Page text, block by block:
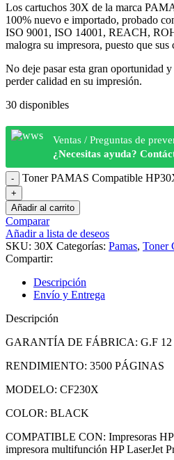
Los cartuchos 30X de la marca
100% nuevo e importado, probado
ISO 9001, ISO 14001, REACH,
malogra su impresora, puesto que sus
No deje pasar esta gran oportunidad
perder calidad en su impresión.
30 disponibles
Ventas / Preguntas de
¿Necesitas ayuda?
Toner PAMAS Compatible
Añadir al carrito
Comparar
Añadir a lista de deseos
SKU: 30X Categorías: Pamas, Toner
Compartir:
Descripción
Envío y Entrega
Descripción
GARANTÍA DE FÁBRICA: G.F 12
RENDIMIENTO: 3500 PÁGINAS
MODELO: CF230X
COLOR: BLACK
COMPATIBLE CON: Impresoras
impresora multifunción HP LaserJet